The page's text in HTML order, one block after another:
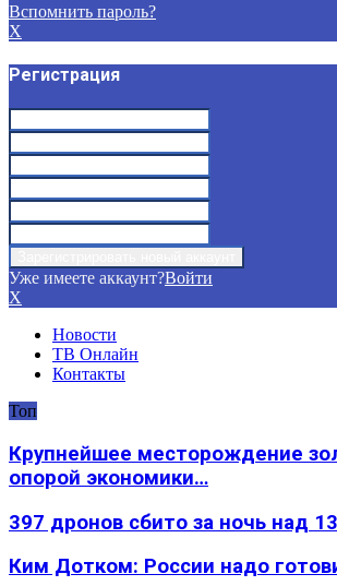
Вспомнить пароль?
X
Регистрация
Уже имеете аккаунт?Войти
X
Новости
ТВ Онлайн
Контакты
Топ
Крупнейшее месторождение
опорой экономики…
397 дронов сбито за ночь над
Ким Дотком: России надо